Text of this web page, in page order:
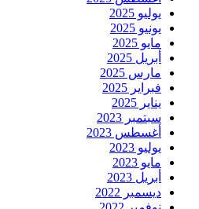
يوليو 2025
يونيو 2025
مايو 2025
أبريل 2025
مارس 2025
فبراير 2025
يناير 2025
سبتمبر 2023
أغسطس 2023
يوليو 2023
مايو 2023
أبريل 2023
ديسمبر 2022